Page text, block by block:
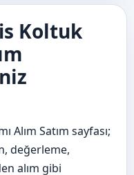
Koltuk
Alım Satım sayfası;
değerleme,
alım gibi